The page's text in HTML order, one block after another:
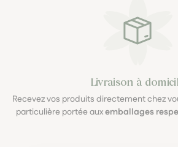
Livraison à
Recevez vos produits directement chez
particulière portée auxemballages